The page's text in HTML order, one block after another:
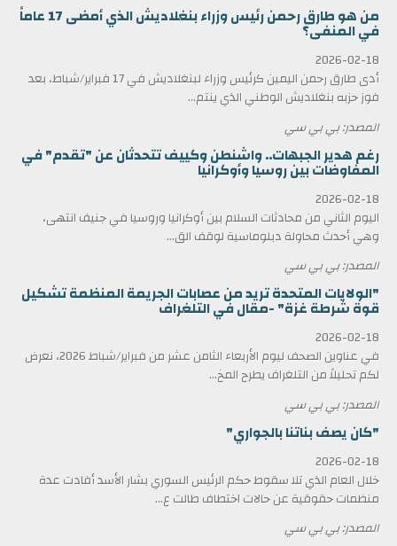
من هو طارق رحمن رئيس وزراء بنغلاديش الذي أمضى 17 عاماً
في المنفى؟
2026-02-18
أدى طارق رحمن اليمين كرئيس وزراء لبنغلاديش في 17 فبراير/شباط، بعد
فوز حزبه بنغلاديش الوطني الذي ينتم...
المصدر: بي بي سي
رغم هدير الجبهات.. واشنطن وكييف تتحدثان عن "تقدم" في
المفاوضات بين روسيا وأوكرانيا
2026-02-18
اليوم الثاني من محادثات السلام بين أوكرانيا وروسيا في جنيف انتهى،
وهي أحدث محاولة دبلوماسية لوقف الق...
المصدر: بي بي سي
"الولايات المتحدة تريد من عصابات الجريمة المنظمة تشكيل
قوة شرطة غزة" -مقال في التلغراف
2026-02-18
في عناوين الصحف ليوم الأربعاء الثامن عشر من فبراير/شباط 2026، نعرض
لكم تحليلاً من التلغراف يطرح المخ...
المصدر: بي بي سي
"كان يصف بناتنا بالجواري"
2026-02-18
خلال العام الذي تلا سقوط حكم الرئيس السوري بشار الأسد أفادت عدة
منظمات حقوقية عن حالات اختطاف طالت ع...
المصدر: بي بي سي